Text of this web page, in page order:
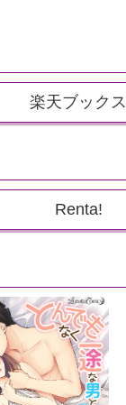
楽天ブックス
Renta!